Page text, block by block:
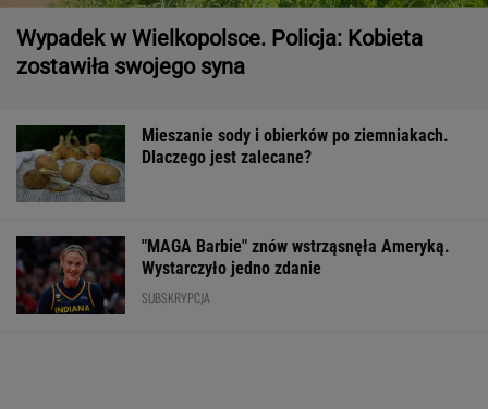
Wypadek w Wielkopolsce. Policja: Kobieta
zostawiła swojego syna
Mieszanie sody i obierków po ziemniakach.
Dlaczego jest zalecane?
"MAGA Barbie" znów wstrząsnęła Ameryką.
Wystarczyło jedno zdanie
SUBSKRYPCJA